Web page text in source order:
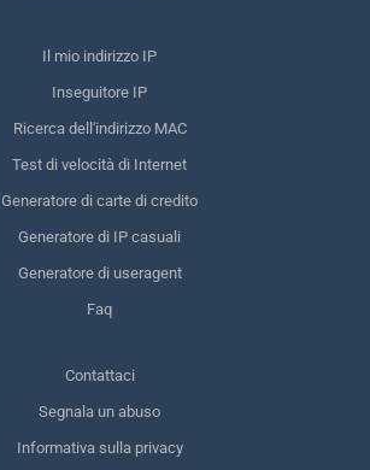
Il mio indirizzo IP
Inseguitore IP
Ricerca dell'indirizzo MAC
Test di velocità di Internet
Generatore di carte di credito
Generatore di IP casuali
Generatore di useragent
Faq
Contattaci
Segnala un abuso
Informativa sulla privacy